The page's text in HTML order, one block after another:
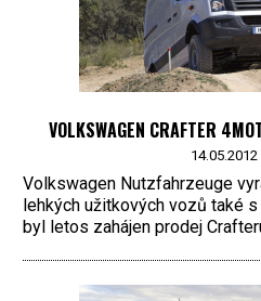
VOLKSWAGEN CRAFTER
14.05.2012
Volkswagen Nutzfahrzeuge
lehkých užitkových vozů také
byl letos zahájen prodej